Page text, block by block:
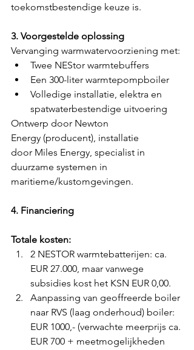
toekomstbestendige keuze is.
3. Voorgestelde oplossing
Vervanging warmwatervoorziening met:
Twee NEStor warmtebuffers
Een 300-liter warmtepompboiler
Volledige installatie, elektra en
spatwaterbestendige uitvoering
Ontwerp door Newton
Energy (producent), installatie
door Miles Energy, specialist in
duurzame systemen in
maritieme/kustomgevingen.
4. Financiering
Totale kosten:
2 NESTOR warmtebatterijen: ca.
EUR 27.000, maar vanwege
subsidies kost het KSN EUR 0,00.
Aanpassing van geoffreerde boiler
naar RVS (laag onderhoud) boiler:
EUR 1000,- (verwachte meerprijs ca.
EUR 700 + meetmogelijkheden